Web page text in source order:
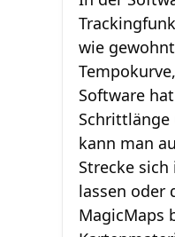
wie
Software
Schrittlänge
kann man
Strecke
lassen oder
MagicMaps